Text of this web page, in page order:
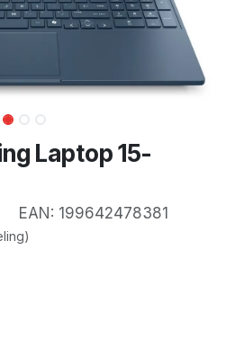
Laptop 15-
199642478381